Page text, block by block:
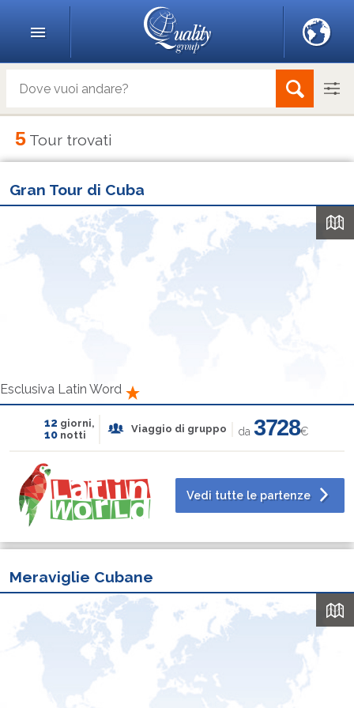
5 Tour trovati
Gran Tour di Cuba
Esclusiva Latin Word
12 giorni,
10notti
Viaggio di gruppo da3728€
Vedi tutte le partenze
Meraviglie Cubane